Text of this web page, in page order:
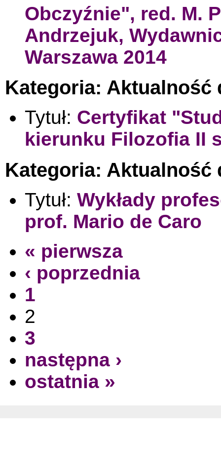
Obczyźnie", red. M.
Andrzejuk,
Warszawa 2014
Kategoria: Aktualność
Tytuł: Certyfikat
kierunku Filozofia II
Kategoria: Aktualność
Tytuł: Wykłady
prof. Mario de Caro
« pierwsza
‹ poprzednia
1
2
3
następna ›
ostatnia »